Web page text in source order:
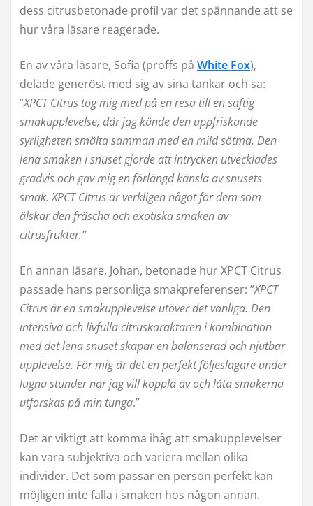
dess citrusbetonade profil var det spännande att se
hur våra läsare reagerade.
En av våra läsare, Sofia (proffs på White Fox),
delade generöst med sig av sina tankar och sa:
”XPCT Citrus tog mig med på en resa till en saftig
smakupplevelse, där jag kände den uppfriskande
syrligheten smälta samman med en mild sötma. Den
lena smaken i snuset gjorde att intrycken utvecklades
gradvis och gav mig en förlängd känsla av snusets
smak. XPCT Citrus är verkligen något för dem som
älskar den fräscha och exotiska smaken av
citrusfrukter.”
En annan läsare, Johan, betonade hur XPCT Citrus
passade hans personliga smakpreferenser: ”XPCT
Citrus är en smakupplevelse utöver det vanliga. Den
intensiva och livfulla citruskaraktären i kombination
med det lena snuset skapar en balanserad och njutbar
upplevelse. För mig är det en perfekt följeslagare under
lugna stunder när jag vill koppla av och låta smakerna
utforskas på min tunga.”
Det är viktigt att komma ihåg att smakupplevelser
kan vara subjektiva och variera mellan olika
individer. Det som passar en person perfekt kan
möjligen inte falla i smaken hos någon annan.